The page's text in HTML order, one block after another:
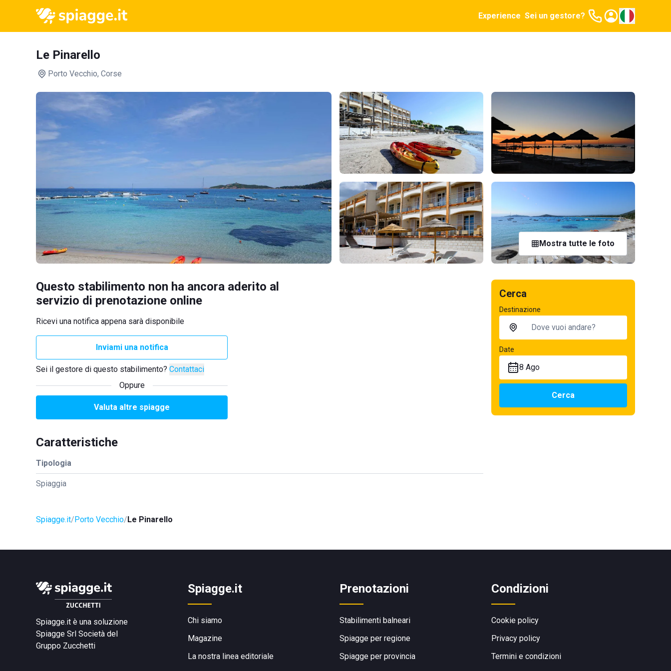
Experience Sei un gestore?
Le Pinarello
Porto Vecchio, Corse
Mostra tutte le foto
Questo stabilimento non ha ancora aderito al
servizio di prenotazione online
Ricevi una notifica appena sarà disponibile
Inviami una notifica
Sei il gestore di questo stabilimento? Contattaci
Oppure
Valuta altre spiagge
Caratteristiche
Tipologia
Spiaggia
Spiagge.it Porto Vecchio Le Pinarello
Cerca
Destinazione
Date
8 Ago
Cerca
Spiagge.it è una soluzione
Spiagge Srl Società del
Gruppo Zucchetti
Spiagge.it
Chi siamo
Magazine
La nostra linea editoriale
Prenotazioni
Stabilimenti balneari
Spiagge per regione
Spiagge per provincia
Condizioni
Cookie policy
Privacy policy
Termini e condizioni